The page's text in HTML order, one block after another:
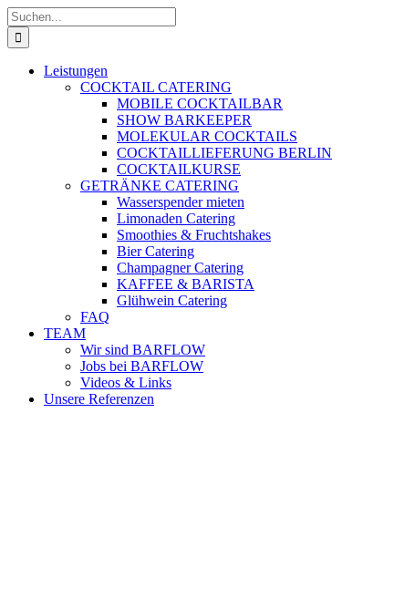
Zum
Inhalt
springen
Suche
nach:
Leistungen
COCKTAIL CATERING
MOBILE COCKTAILBAR
SHOW BARKEEPER
MOLEKULAR COCKTAILS
COCKTAILLIEFERUNG BERLIN
COCKTAILKURSE
GETRÄNKE CATERING
Wasserspender mieten
Limonaden Catering
Smoothies & Fruchtshakes
Bier Catering
Champagner Catering
KAFFEE & BARISTA
Glühwein Catering
FAQ
TEAM
Wir sind BARFLOW
Jobs bei BARFLOW
Videos & Links
Unsere Referenzen